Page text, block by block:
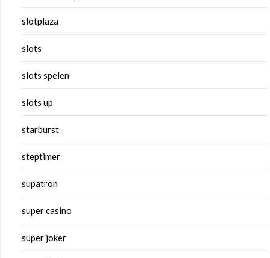
slotplaza
slots
slots spelen
slots up
starburst
steptimer
supatron
super casino
super joker